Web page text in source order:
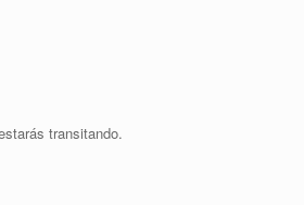
transitando.